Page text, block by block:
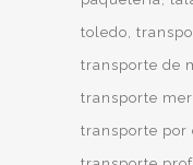
toledo
transporte de
transporte
transporte por